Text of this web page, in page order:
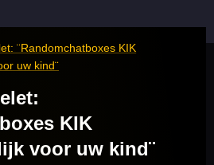
¨Randomchatboxes KIK
uw kind¨
KIK
voor uw kind¨